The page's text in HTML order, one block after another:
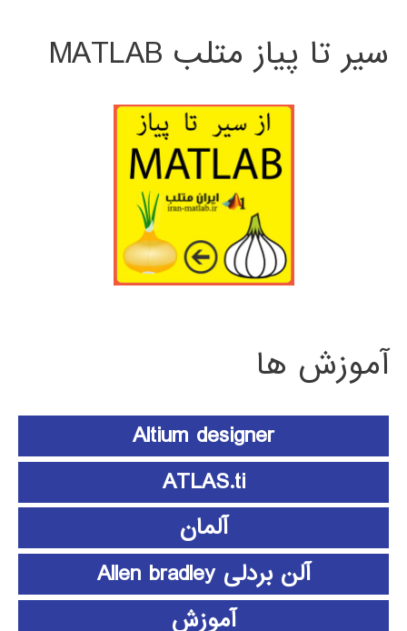
سیر تا پیاز متلب MATLAB
آموزش ها
Altium designer
ATLAS.ti
آلمان
آلن بردلی Allen bradley
آموزش